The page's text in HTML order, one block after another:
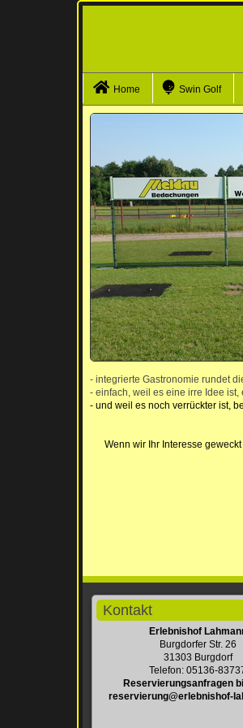
Navigation überspringen
Home
Swin Golf
- integrierte Gastronomie rundet
- einfach, weil es eine irre Idee
- und weil es noch verrückter ist,
Wenn wir Ihr Interesse
Kontakt
Erlebnishof
Burgdorfer Str. 26
31303 Burgdorf
Telefon: 05136-
Reservierungsanfragen
reservierung@erlebnishof-